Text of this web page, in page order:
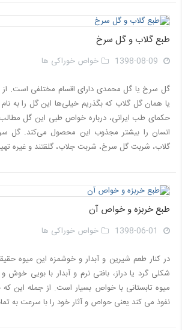
طبع گلاب و گل سرخ
خواص خوراکی ها
گل سرخ یا گل محمدی دارای اقسام مختلفی است.
یا همان گل گلاب که بگذریم خیلی‌ها این گل را به
حکمای طب ایرانی، درباره خواص طبی این گل مطالب
انسان را بیشتر مجذوب این محصول می‌کند. گل
گلاب، شربت گل سرخ، شربت جلاب، گلقتند و غیره
طبع خربزه و خواص آن
خواص خوراکی ها
در کنار طعم شیرین و آبدار و خوشمزه این میوه
شکلی گرد یا دراز، بافتی نرم و آبدار با بویی
میوه تابستانی با خواص بسیار است. از جمله این
نفوذ می کند یعنی حواص و آثار خود را با سرعت به